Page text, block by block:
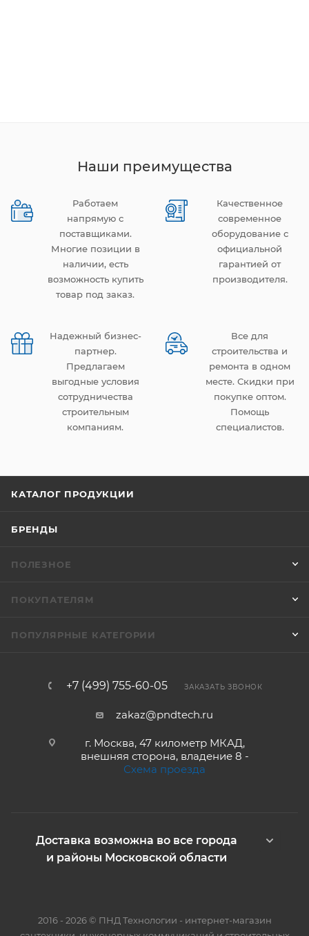
Наши преимущества
Работаем
напрямую с
поставщиками.
Многие позиции в
наличии, есть
возможность купить
товар под заказ.
Качественное
современное
оборудование с
официальной
гарантией от
производителя.
Надежный бизнес-
партнер.
Предлагаем
выгодные условия
сотрудничества
строительным
компаниям.
Все для
строительства и
ремонта в одном
месте. Скидки при
покупке оптом.
Помощь
специалистов.
КАТАЛОГ ПРОДУКЦИИ
БРЕНДЫ
ПОЛЕЗНОЕ
ПОКУПАТЕЛЯМ
ПОПУЛЯРНЫЕ КАТЕГОРИИ
+7 (499) 755-60-05 ЗАКАЗАТЬ ЗВОНОК
zakaz@pndtech.ru
г. Москва, 47 километр МКАД,
внешняя сторона, владение 8 -
Схема проезда
Доставка возможна во все города
и районы Московской области
2016 - 2026 © ПНД Технологии - интернет-магазин